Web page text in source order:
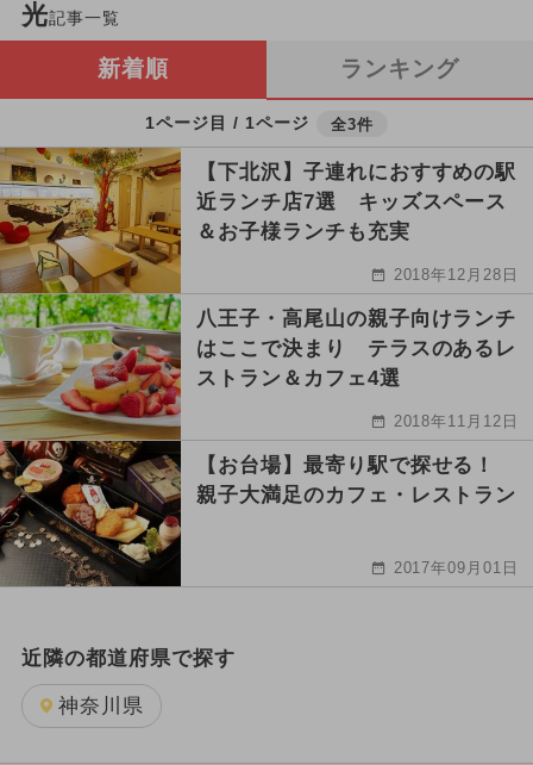
光記事一覧
新着順 ランキング
1ページ目 / 1ページ 全3件
【下北沢】子連れにおすすめの駅
近ランチ店7選 キッズスペース
＆お子様ランチも充実
2018年12月28日
八王子・高尾山の親子向けランチ
はここで決まり テラスのあるレ
ストラン＆カフェ4選
2018年11月12日
【お台場】最寄り駅で探せる！
親子大満足のカフェ・レストラン
2017年09月01日
近隣の都道府県で探す
神奈川県